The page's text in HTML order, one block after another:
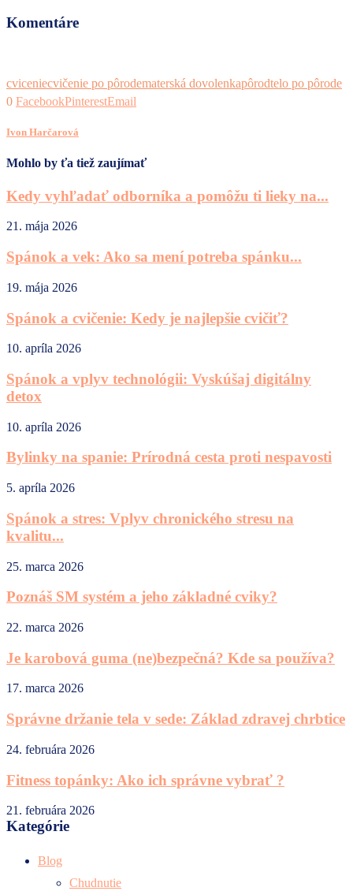
Komentáre
cviceniecvičenie po pôrodematerská dovolenkapôrodtelo po pôrode
0 FacebookPinterestEmail
Ivon Harčarová
Mohlo by ťa tiež zaujímať
Kedy vyhľadať odborníka a pomôžu ti lieky na...
21. mája 2026
Spánok a vek: Ako sa mení potreba spánku...
19. mája 2026
Spánok a cvičenie: Kedy je najlepšie cvičiť?
10. apríla 2026
Spánok a vplyv technológii: Vyskúšaj digitálny
detox
10. apríla 2026
Bylinky na spanie: Prírodná cesta proti nespavosti
5. apríla 2026
Spánok a stres: Vplyv chronického stresu na
kvalitu...
25. marca 2026
Poznáš SM systém a jeho základné cviky?
22. marca 2026
Je karobová guma (ne)bezpečná? Kde sa používa?
17. marca 2026
Správne držanie tela v sede: Základ zdravej chrbtice
24. februára 2026
Fitness topánky: Ako ich správne vybrať ?
21. februára 2026
Kategórie
Blog
Chudnutie